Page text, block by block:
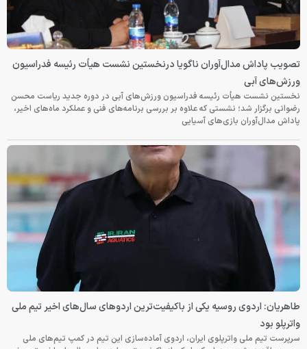
تصویب پاداش مدال‌آوران ناگویا درنخستین نشست هیأت رئیسه فدراسیون
ورزش‌های آبی
نخستین نشست هیأت رئیسه فدراسیون ورزش‌های آبی در دوره جدید ریاست محسن
رضوانی برگزار شد؛ نشستی که علاوه بر بررسی برنامه‌های فنی و عملکرد ماه‌های اخیر،
پاداش مدال‌آوران بازی‌های آسیایی
طاهریان: اردوی روسیه یکی از باکیفیت‌ترین اردوهای سال‌های اخیر تیم ملی
واترپلو بود
سرپرست تیم ملی واترپلوی ایران، اردوی آماده‌سازی این تیم در کمپ تیم‌های ملی